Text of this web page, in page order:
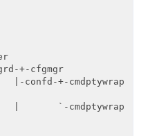
+-cfgmgr
|-confd-+-cmdptywrap
|       `-cmdptywrap